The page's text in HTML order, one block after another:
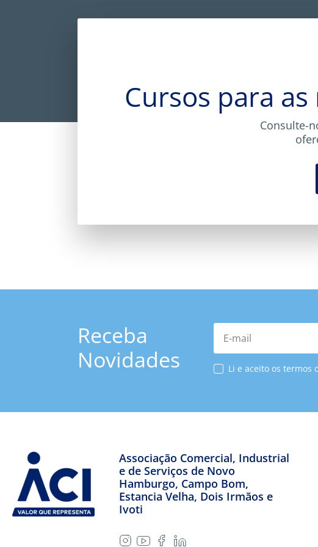
Cursos para
Consulte-
Receba
Novidades
E-mail
Li e aceito os termos
Associação Comercial, Industrial
e de Serviços de Novo
Hamburgo, Campo Bom,
Estancia Velha, Dois Irmãos e
Ivoti